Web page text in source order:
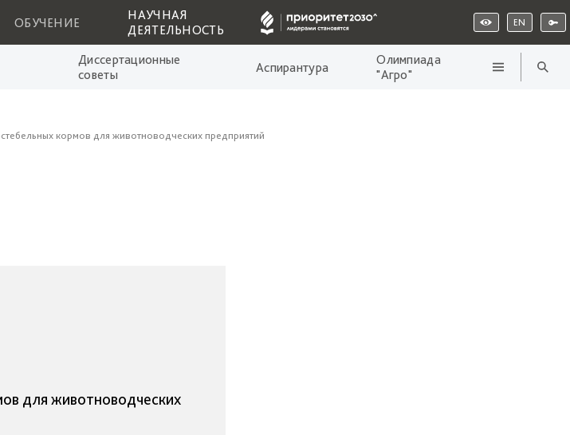
ОБУЧЕНИЕ
НАУЧНАЯ
ДЕЯТЕЛЬНОСТЬ
EN
Диссертационные
советы
Аспирантура
Олимпиада
"Агро"
кормов для животноводческих предприятий
для животноводческих